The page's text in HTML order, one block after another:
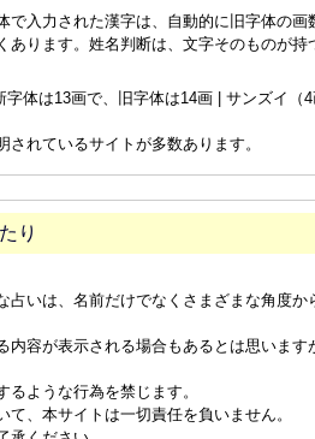
入力された漢字は、自動的に旧字体の画
ります。姓名判断は、文字そのものが持
体は13画で、旧字体は14画 | サンズイ（
れているサイトが多数あります。
り
占いは、名前だけでなくさまざまな角度か
容が表示される場合もあるとは思います
ような行為を禁じます。
、本サイトは一切責任を負いません。